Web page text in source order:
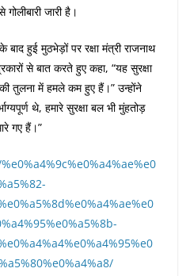
जारी है।
हुई मुठभेड़ों पर रक्षा मंत्री राजनाथ
से बात करते हुए कहा, “यह सुरक्षा
तुलना में हमले कम हुए हैं।” उन्होंने
थे, हमारे सुरक्षा बल भी मुंहतोड़
गए हैं।”